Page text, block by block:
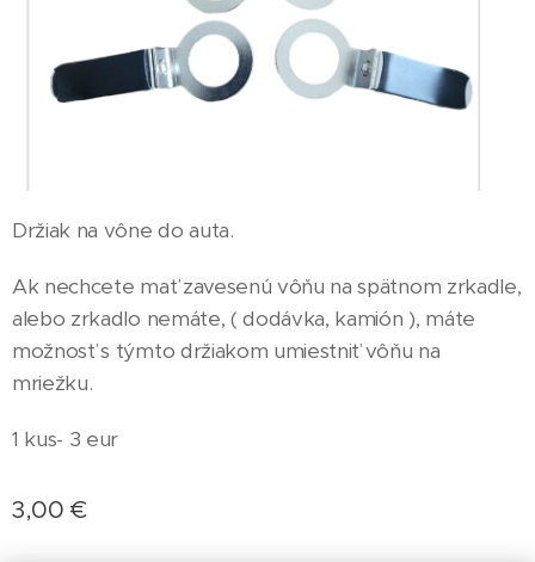
Držiak na vône do auta.
Ak nechcete mať zavesenú vôňu na spätnom zrkadle,
alebo zrkadlo nemáte, ( dodávka, kamión ), máte
možnosť s týmto držiakom umiestniť vôňu na
mriežku.
1 kus- 3 eur
3,00 €